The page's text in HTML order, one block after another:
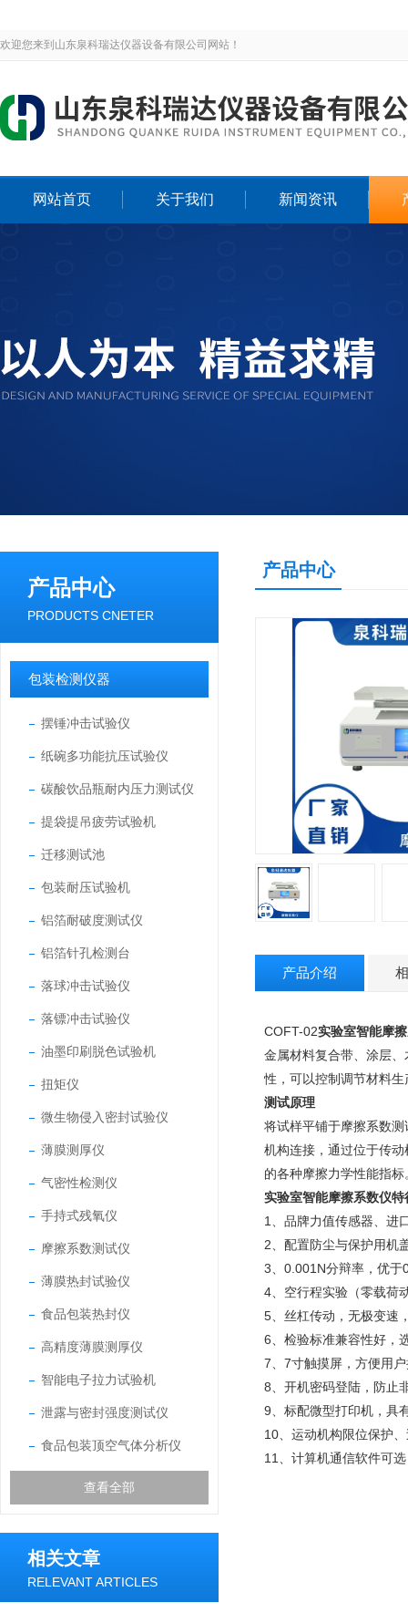
欢迎您来到山东泉科瑞达仪器设备有限公司网站！
网站首页 关于我们 新闻资讯
产品中心
PRODUCTS CNETER
包装检测仪器
摆锤冲击试验仪
纸碗多功能抗压试验仪
碳酸饮品瓶耐内压力测试仪
提袋提吊疲劳试验机
迁移测试池
包装耐压试验机
铝箔耐破度测试仪
铝箔针孔检测台
落球冲击试验仪
落镖冲击试验仪
油墨印刷脱色试验机
扭矩仪
微生物侵入密封试验仪
薄膜测厚仪
气密性检测仪
手持式残氧仪
摩擦系数测试仪
薄膜热封试验仪
食品包装热封仪
高精度薄膜测厚仪
智能电子拉力试验机
泄露与密封强度测试仪
食品包装顶空气体分析仪
查看全部
相关文章
RELEVANT ARTICLES
产品中心
产品介绍
COFT-02实验室智能摩
金属材料复合带、涂层
性，可以控制调节材料
测试原理
将试样平铺于摩擦系数
机构连接，通过位于传
的各种摩擦力学性能指标
实验室智能摩擦系数仪特
1、品牌力值传感器、进
2、配置防尘与保护用机
3、0.001N分辩率，优于
4、空行程实验（零载荷
5、丝杠传动，无极变速
6、检验标准兼容性好，
7、7寸触摸屏，方便用
8、开机密码登陆，防止
9、标配微型打印机，具
10、运动机构限位保护
11、计算机通信软件可